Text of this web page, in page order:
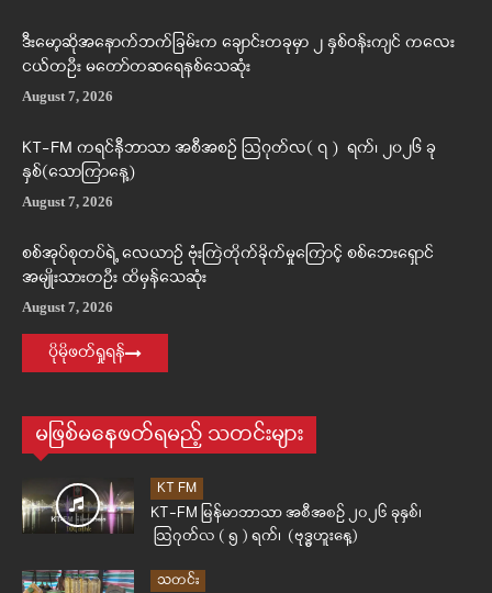
ဒီးမော့ဆိုအနောက်ဘက်ခြမ်းက ချောင်းတခုမှာ ၂ နှစ်ဝန်းကျင် ကလေး
ငယ်တဦး မတော်တဆရေနစ်သေဆုံး
August 7, 2026
KT-FM ကရင်နီဘာသာ အစီအစဉ် ဩဂုတ်လ( ၇ ) ရက်၊ ၂၀၂၆ ခု
နှစ်(သောကြာနေ့)
August 7, 2026
စစ်အုပ်စုတပ်ရဲ့ လေယာဉ် ဗုံးကြဲတိုက်ခိုက်မှုကြောင့် စစ်ဘေးရှောင်
အမျိုးသားတဦး ထိမှန်သေဆုံး
August 7, 2026
ပိုမိုဖတ်ရှုရန်
မဖြစ်မနေဖတ်ရမည့် သတင်းများ
KT FM
KT-FM မြန်မာဘာသာ အစီအစဉ် ၂၀၂၆ ခုနှစ်၊
ဩဂုတ်လ ( ၅ ) ရက်၊ (ဗုဒ္ဓဟူးနေ့)
သတင်း